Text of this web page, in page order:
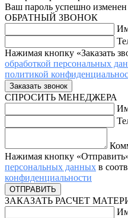
Ваш пароль успешно изменен
ОБРАТНЫЙ ЗВОНОК
Нажимая кнопку «Заказать
обработкой персональных
политикой
СПРОСИТЬ МЕНЕДЖЕРА
Нажимая кнопку
персональных данных в
конфиденциальности
ЗАКАЗАТЬ РАСЧЕТ